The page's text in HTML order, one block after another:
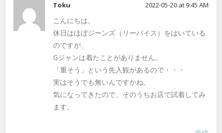
Toku 2022-05-20 at 9:45 AM
こんにちは。
休日はほぼジーンズ（リーバイス）をはいている
のですが、
Gジャンは着たことがありません。
「重そう」という先入観があるので・・・
実はそうでも無いんですかね。
気になってきたので、そのうちお店で試着してみ
ます。